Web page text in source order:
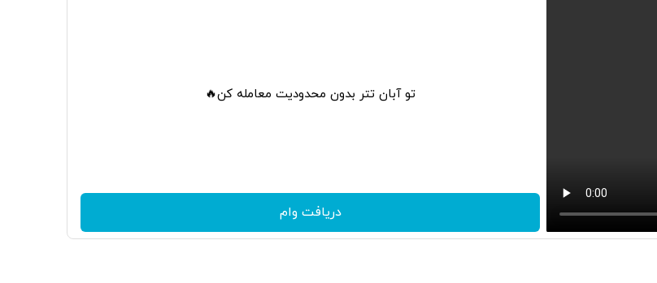
تو آبان تتر بدون محدودیت معامله کن🔥
دریافت وام